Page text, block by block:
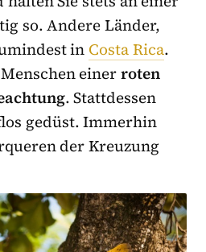
so. Andere Länder,
in Costa Rica.
einerroten
. Stattdessen
gedüst. Immerhin
der Kreuzung